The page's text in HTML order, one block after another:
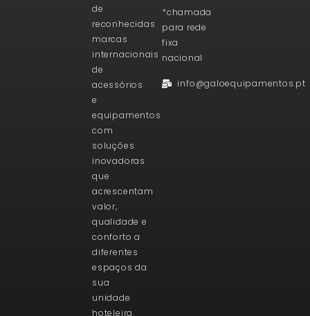
de
reconhecidas
marcas
internacionais
de
acessórios
e
equipamentos
com
soluções
inovadoras
que
acrescentam
valor,
qualidade e
conforto a
diferentes
espaços da
sua
unidade
hoteleira.
*chamada
para rede
fixa
nacional
info@galoequipamentos.pt